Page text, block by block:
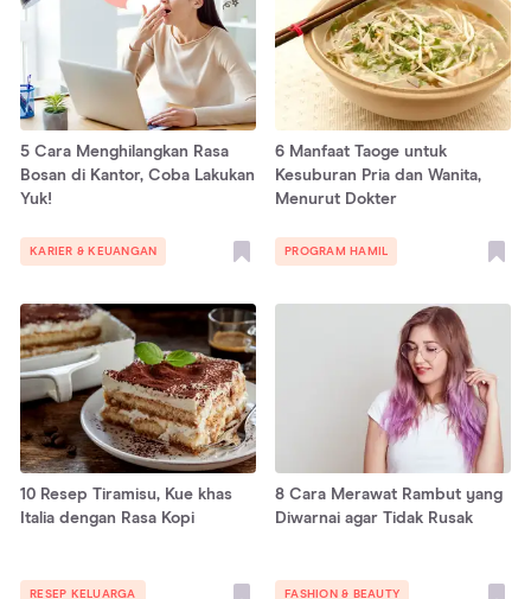
5 Cara Menghilangkan Rasa
Bosan di Kantor, Coba Lakukan
Yuk!
KARIER & KEUANGAN
6 Manfaat Taoge untuk
Kesuburan Pria dan Wanita,
Menurut Dokter
PROGRAM HAMIL
10 Resep Tiramisu, Kue khas
Italia dengan Rasa Kopi
RESEP KELUARGA
8 Cara Merawat Rambut yang
Diwarnai agar Tidak Rusak
FASHION & BEAUTY